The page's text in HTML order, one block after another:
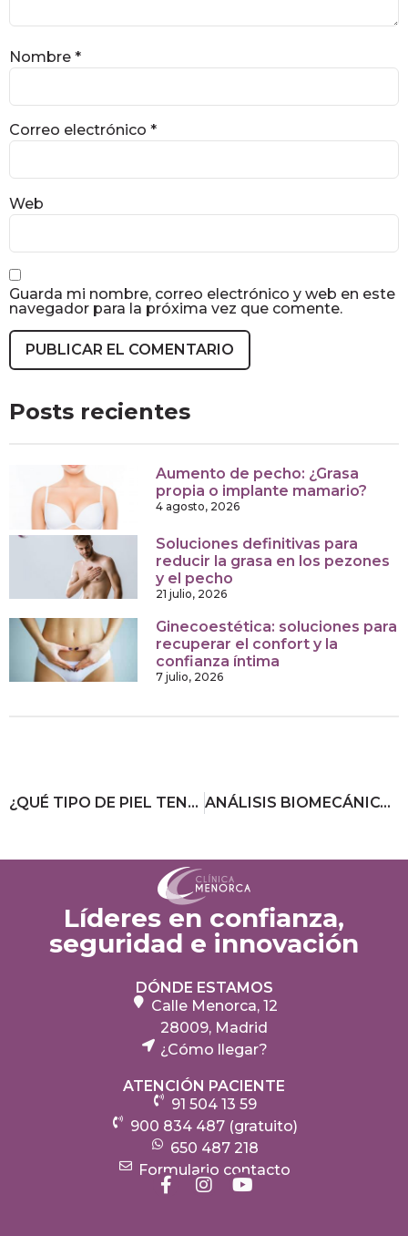
Nombre *
Correo electrónico *
Web
Guarda mi nombre, correo electrónico y web en este
navegador para la próxima vez que comente.
Posts recientes
Aumento de pecho: ¿Grasa
propia o implante mamario?
4 agosto, 2026
Soluciones definitivas para
reducir la grasa en los pezones
y el pecho
21 julio, 2026
Ginecoestética: soluciones para
recuperar el confort y la
confianza íntima
7 julio, 2026
¿QUÉ TIPO DE PIEL TENGO? CLASES Y CARACTERÍSTICAS ANÁLISIS BIOMECÁNICO DE LA PISADA: CÓMO EVITAR LESIONES MUSCULARES Y ARTICULARES
Líderes en confianza,
seguridad e innovación
DÓNDE ESTAMOS
Calle Menorca, 12
28009, Madrid
¿Cómo llegar?
ATENCIÓN PACIENTE
91 504 13 59
900 834 487 (gratuito)
650 487 218
Formulario contacto